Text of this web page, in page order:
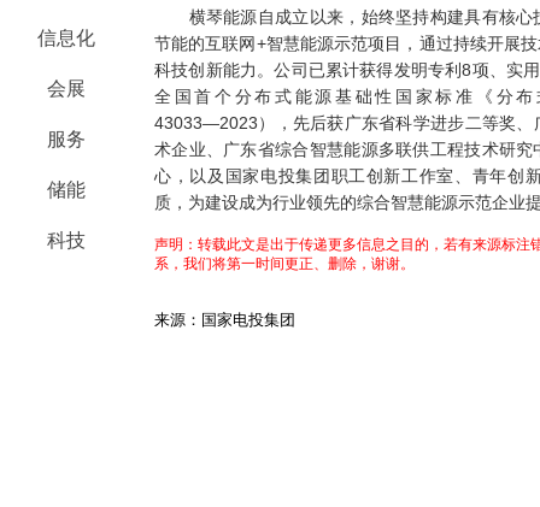
信息化
会展
服务
储能
科技
横琴能源自成立以来，始终坚持构建具有核心
节能的互联网+智慧能源示范项目，通过持续开展
科技创新能力。公司已累计获得发明专利8项、实
全国首个分布式能源基础性国家标准《分
43033―2023），先后获广东省科学进步二等奖
术企业、广东省综合智慧能源多联供工程技术研
心，以及国家电投集团职工创新工作室、青年创
质，为建设成为行业领先的综合智慧能源示范企业
声明：转载此文是出于传递更多信息之目的，若有来源标
系，我们将第一时间更正、删除，谢谢。
来源：国家电投集团